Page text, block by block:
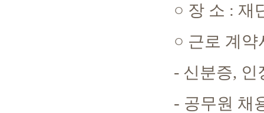
○ 장 소 : 재
○ 근로 계
- 신분증, 인
- 공무원 채